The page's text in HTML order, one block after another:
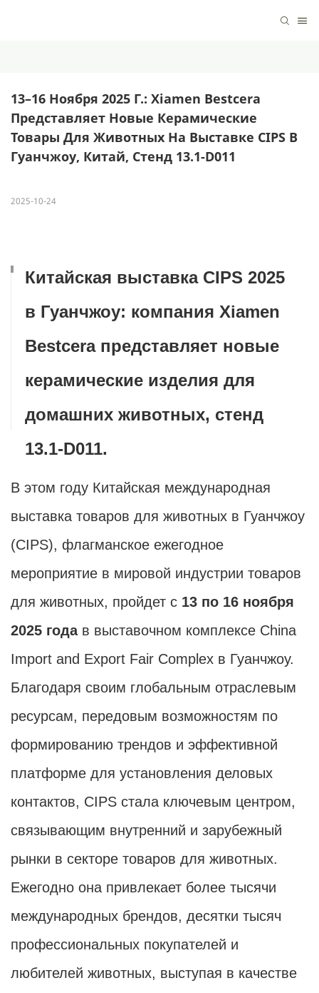
13–16 Ноября 2025 Г.: Xiamen Bestcera
Представляет Новые Керамические
Товары Для Животных На Выставке CIPS В
Гуанчжоу, Китай, Стенд 13.1-D011
2025-10-24
Китайская выставка CIPS 2025
в Гуанчжоу: компания Xiamen
Bestcera представляет новые
керамические изделия для
домашних животных, стенд
13.1-D011.
В этом году Китайская международная
выставка товаров для животных в Гуанчжоу
(CIPS), флагманское ежегодное
мероприятие в мировой индустрии товаров
для животных, пройдет с 13 по 16 ноября
2025 годав выставочном комплексе China
Import and Export Fair Complex в Гуанчжоу.
Благодаря своим глобальным отраслевым
ресурсам, передовым возможностям по
формированию трендов и эффективной
платформе для установления деловых
контактов, CIPS стала ключевым центром,
связывающим внутренний и зарубежный
рынки в секторе товаров для животных.
Ежегодно она привлекает более тысячи
международных брендов, десятки тысяч
профессиональных покупателей и
любителей животных, выступая в качестве